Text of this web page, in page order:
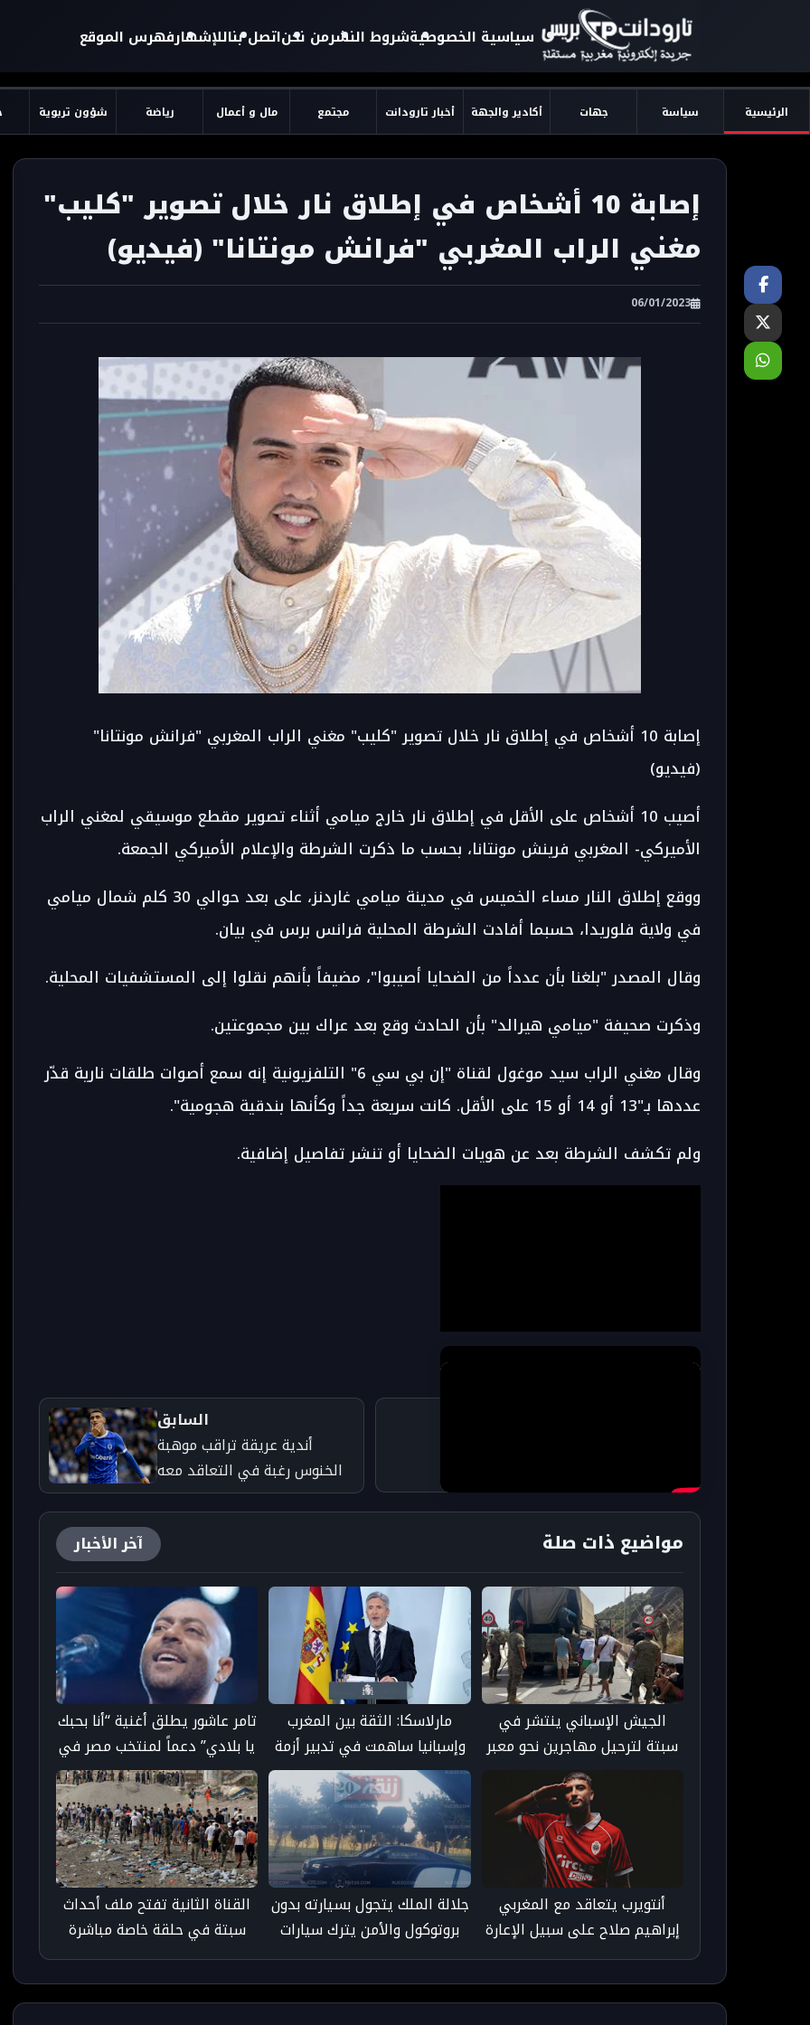
سياسية الخصوصيةشروط النشرمن نحناتصل بناللإشهارفهرس الموقع
الرئيسية سياسة جهات أكادير والجهة أخبار تارودانت مجتمع مال و أعمال رياضة شؤون تربوية
إصابة 10 أشخاص في إطلاق نار خلال تصوير "كليب"
مغني الراب المغربي "فرانش مونتانا" (فيديو)
06/01/2023
إصابة 10 أشخاص في إطلاق نار خلال تصوير "كليب" مغني الراب المغربي "فرانش مونتانا"
(فيديو)
أصيب 10 أشخاص على الأقل في إطلاق نار خارج ميامي أثناء تصوير مقطع موسيقي لمغني الراب
الأميركي- المغربي فرينش مونتانا، بحسب ما ذكرت الشرطة والإعلام الأميركي الجمعة.
ووقع إطلاق النار مساء الخميس في مدينة ميامي غاردنز، على بعد حوالي 30 كلم شمال ميامي
في ولاية فلوريدا، حسبما أفادت الشرطة المحلية فرانس برس في بيان.
وقال المصدر "بلغنا بأن عدداً من الضحايا أصيبوا"، مضيفاً بأنهم نقلوا إلى المستشفيات المحلية.
وذكرت صحيفة "ميامي هيرالد" بأن الحادث وقع بعد عراك بين مجموعتين.
وقال مغني الراب سيد موغول لقناة "إن بي سي 6" التلفزيونية إنه سمع أصوات طلقات نارية قدّر
عددها بـ"13 أو 14 أو 15 على الأقل. كانت سريعة جداً وكأنها بندقية هجومية".
ولم تكشف الشرطة بعد عن هويات الضحايا أو تنشر تفاصيل إضافية.
السابق
أندية عريقة تراقب موهبة
الخنوس رغبة في التعاقد معه
مواضيع ذات صلة آخر الأخبار
الجيش الإسباني ينتشر في
سبتة لترحيل مهاجرين نحو معبر
تاراخال
مارلاسكا: الثقة بين المغرب
وإسبانيا ساهمت في تدبير أزمة
سبتة وإعادة نحو 70 ألف مهاجر
تامر عاشور يطلق أغنية “أنا بحبك
يا بلادي” دعماً لمنتخب مصر في
المونديال - taroudant press
أنتويرب يتعاقد مع المغربي
إبراهيم صلاح على سبيل الإعارة
جلالة الملك يتجول بسيارته بدون
بروتوكول والأمن يترك سيارات
المواطنين تسير إلى جانبه بكل
حرية
القناة الثانية تفتح ملف أحداث
سبتة في حلقة خاصة مباشرة
بعد النشرة المسائية